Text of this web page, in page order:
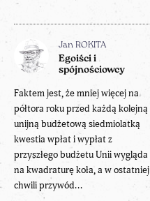
Jan ROKITA
Egoiści i
spójnościowcy
Faktem jest, że mniej więcej na
półtora roku przed każdą kolejną
unijną budżetową siedmiolatką
kwestia wpłat i wypłat z
przyszłego budżetu Unii wygląda
na kwadraturę koła, a w ostatniej
chwili przywód...